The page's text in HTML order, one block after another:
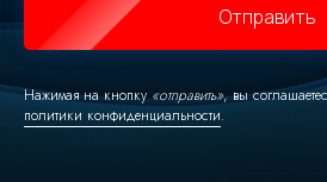
Отправить
Нажимая на кнопку«отправить», вы
политики конфиденциальности.